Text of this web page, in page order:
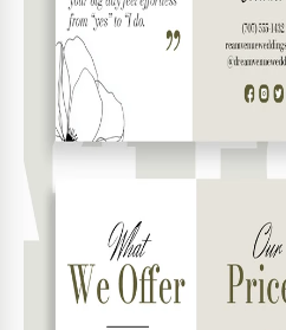
Este modelo é compatível
Sim, funciona com
É fácil de personalizar?
Sim, basta clicar para
Posso mudar as cores do
Sim, pode personalizar
O modelo é gratuito
Sim, o download é
Está pronto para